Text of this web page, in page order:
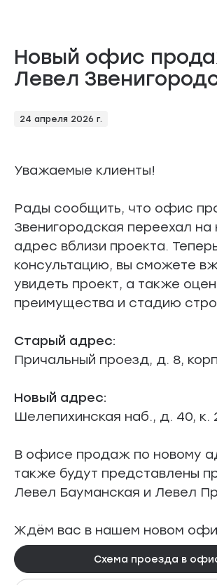
Новый офис
Левел
24 апреля 2026 г.
Уважаемые клиенты!
Рады сообщить, что офис
Звенигородская переехал на
адрес вблизи проекта.
консультацию, вы сможете
увидеть проект, а также
преимущества и стадию
Старый адрес:
Причальный проезд, д. 8,
Новый адрес:
Шелепихинская наб., д. 40, к.
В офисе продаж по новому
также будут представлены
Левел Бауманская и Левел
Ждём вас в нашем новом
Схема проезда в